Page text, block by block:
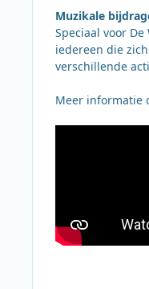
Muzikale
Speciaal voor De
iedereen die
verschillende
Meer informatie